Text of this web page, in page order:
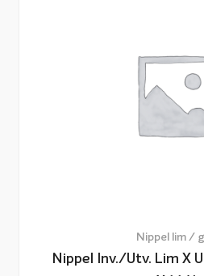
Nippel lim /
Nippel Inv./utv. Lim X